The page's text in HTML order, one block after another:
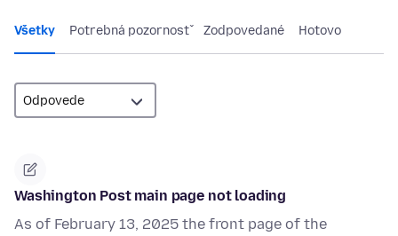
Všetky Potrebná pozornosť Zodpovedané Hotovo
Washington Post main page not loading
As of February 13, 2025 the front page of the